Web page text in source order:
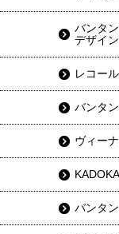
バンタ
デザイ
レコー
バンタ
ヴィー
バンタ